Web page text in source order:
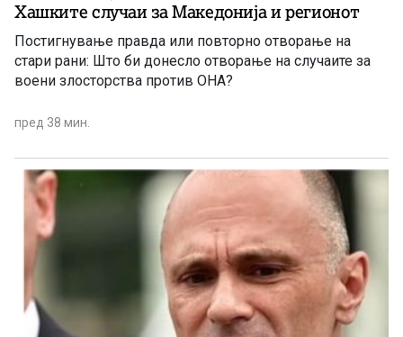
Хашките случаи за Македонија и регионот
Постигнување правда или повторно отворање на
стари рани: Што би донесло отворање на случаите за
воени злосторства против ОНА?
пред 38 мин.